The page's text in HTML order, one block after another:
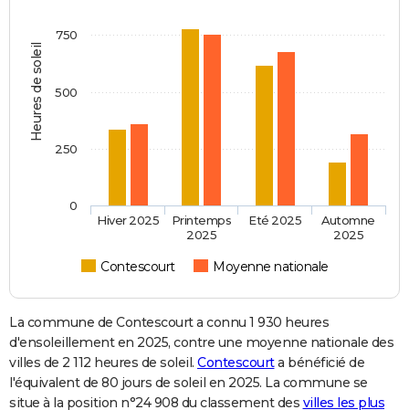
Heures de soleil
Contescourt Moyenne nationale
Hiver 2025
Printemps
2025
Eté 2025
Automne
2025
0
250
500
750
La commune de Contescourt a connu 1 930 heures
d'ensoleillement en 2025, contre une moyenne nationale des
villes de 2 112 heures de soleil. Contescourta bénéficié de
l'équivalent de 80 jours de soleil en 2025. La commune se
situe à la position n°24 908 du classement des villes les plus